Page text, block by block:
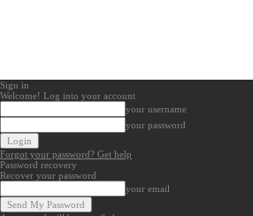
Sign in
Welcome! Log into your account
your username
your password
Forgot your password? Get help
Password recovery
Recover your password
your email